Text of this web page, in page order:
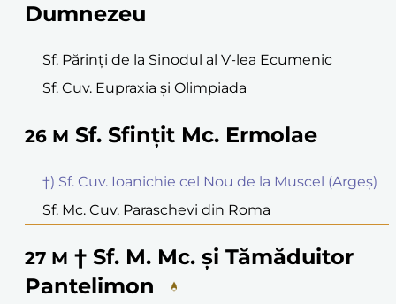
Dumnezeu
Sf. Părinți de la Sinodul al V-lea Ecumenic
Sf. Cuv. Eupraxia și Olimpiada
26 M Sf. Sfințit Mc. Ermolae
†) Sf. Cuv. Ioanichie cel Nou de la Muscel (Argeș)
Sf. Mc. Cuv. Paraschevi din Roma
27 M † Sf. M. Mc. și Tămăduitor
Pantelimon